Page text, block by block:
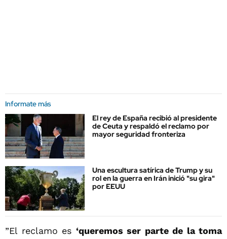
Informate más
El rey de España recibió al presidente
de Ceuta y respaldó el reclamo por
mayor seguridad fronteriza
Una escultura satírica de Trump y su
rol en la guerra en Irán inició "su gira"
por EEUU
”El reclamo es ‘queremos ser parte de la toma